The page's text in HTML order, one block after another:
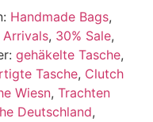
Handmade Bags,
Arrivals, 30% Sale,
gehäkelte Tasche,
Tasche, Clutch
Wiesn, Trachten
Deutschland,